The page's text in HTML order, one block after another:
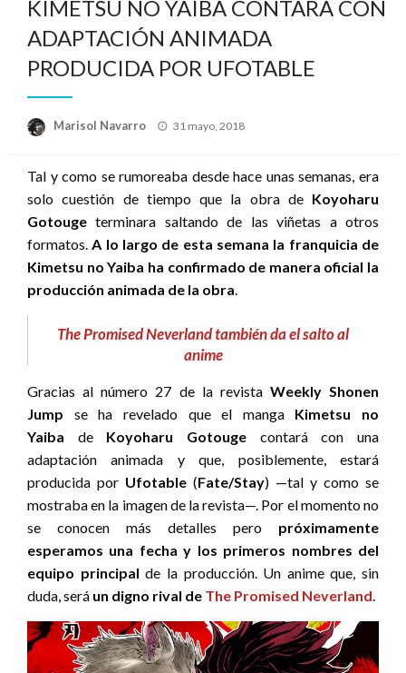
KIMETSU NO YAIBA CONTARÁ CON
ADAPTACIÓN ANIMADA
PRODUCIDA POR UFOTABLE
Marisol Navarro
Publicado
31 mayo, 2018
Tal y como se rumoreaba desde hace unas semanas, era
solo cuestión de tiempo que la obra de Koyoharu
Gotouge terminara saltando de las viñetas a otros
formatos.A lo largo de esta semana la franquicia de
Kimetsu no Yaiba ha confirmado de manera oficial la
producción animada de la obra.
The Promised Neverland también da el salto al
anime
Gracias al número 27 de la revista Weekly Shonen
Jump se ha revelado que el manga Kimetsu no
Yaiba de Koyoharu Gotouge contará con una
adaptación animada y que, posiblemente, estará
producida por Ufotable (Fate/Stay) —tal y como se
mostraba en la imagen de la revista—. Por el momento no
se conocen más detalles pero próximamente
esperamos una fecha y los primeros nombres del
equipo principal de la producción. Un anime que, sin
duda, será un digno rival de The Promised Neverland.